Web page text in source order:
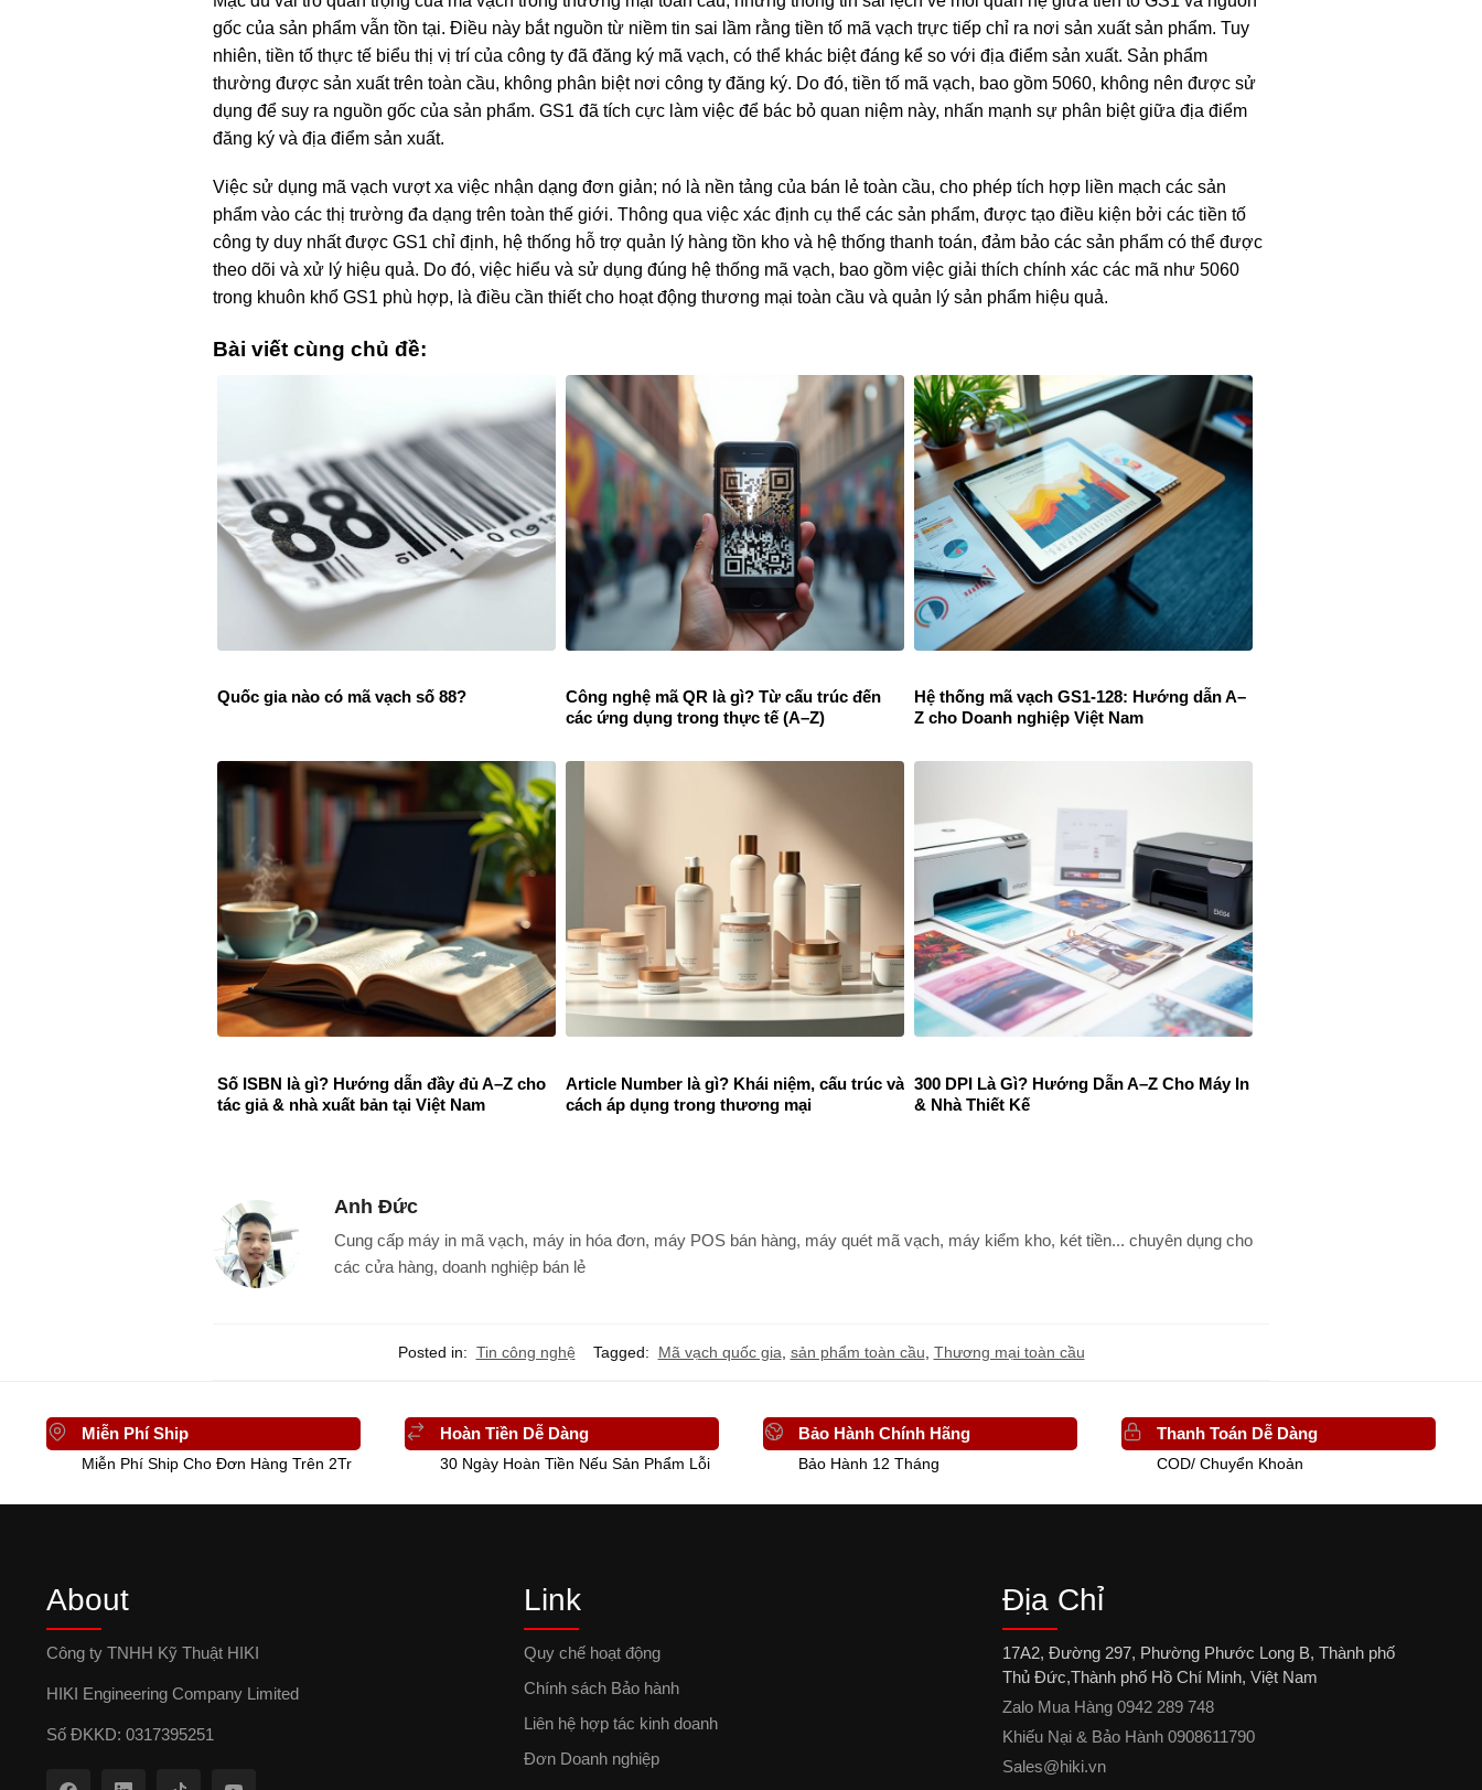
gốc của sản phẩm vẫn tồn tại. Điều này bắt nguồn từ niềm tin sai lầm rằng tiền tố mã vạch trực tiếp chỉ ra nơi sản xuất sản phẩm. Tuy
nhiên, tiền tố thực tế biểu thị vị trí của công ty đã đăng ký mã vạch, có thể khác biệt đáng kể so với địa điểm sản xuất. Sản phẩm
thường được sản xuất trên toàn cầu, không phân biệt nơi công ty đăng ký. Do đó, tiền tố mã vạch, bao gồm 5060, không nên được sử
dụng để suy ra nguồn gốc của sản phẩm. GS1 đã tích cực làm việc để bác bỏ quan niệm này, nhấn mạnh sự phân biệt giữa địa điểm
đăng ký và địa điểm sản xuất.
Việc sử dụng mã vạch vượt xa việc nhận dạng đơn giản; nó là nền tảng của bán lẻ toàn cầu, cho phép tích hợp liền mạch các sản
phẩm vào các thị trường đa dạng trên toàn thế giới. Thông qua việc xác định cụ thể các sản phẩm, được tạo điều kiện bởi các tiền tố
công ty duy nhất được GS1 chỉ định, hệ thống hỗ trợ quản lý hàng tồn kho và hệ thống thanh toán, đảm bảo các sản phẩm có thể được
theo dõi và xử lý hiệu quả. Do đó, việc hiểu và sử dụng đúng hệ thống mã vạch, bao gồm việc giải thích chính xác các mã như 5060
trong khuôn khổ GS1 phù hợp, là điều cần thiết cho hoạt động thương mại toàn cầu và quản lý sản phẩm hiệu quả.
Bài viết cùng chủ đề:
Quốc gia nào có mã vạch số 88?
Công nghệ mã QR là gì? Từ cấu trúc đến
các ứng dụng trong thực tế (A–Z)
Hệ thống mã vạch GS1-128: Hướng dẫn A–
Z cho Doanh nghiệp Việt Nam
Số ISBN là gì? Hướng dẫn đầy đủ A–Z cho
tác giả & nhà xuất bản tại Việt Nam
Article Number là gì? Khái niệm, cấu trúc và
cách áp dụng trong thương mại
300 DPI Là Gì? Hướng Dẫn A–Z Cho Máy In
& Nhà Thiết Kế
Anh Đức
Cung cấp máy in mã vạch, máy in hóa đơn, máy POS bán hàng, máy quét mã vạch, máy kiểm kho, két tiền... chuyên dụng cho
các cửa hàng, doanh nghiệp bán lẻ
Posted in: Tin công nghệ Tagged: Mã vạch quốc gia, sản phẩm toàn cầu, Thương mại toàn cầu
Miễn Phí Ship
Miễn Phí Ship Cho Đơn Hàng Trên 2Tr
Hoàn Tiền Dễ Dàng
30 Ngày Hoàn Tiền Nếu Sản Phẩm Lỗi
Bảo Hành Chính Hãng
Bảo Hành 12 Tháng
Thanh Toán Dễ Dàng
COD/ Chuyển Khoản
About
Công ty TNHH Kỹ Thuật HIKI
HIKI Engineering Company Limited
Số ĐKKD: 0317395251
Link
Quy chế hoạt động
Chính sách Bảo hành
Liên hệ hợp tác kinh doanh
Đơn Doanh nghiệp
Địa Chỉ
17A2, Đường 297, Phường Phước Long B, Thành phố
Thủ Đức,Thành phố Hồ Chí Minh, Việt Nam
Zalo Mua Hàng 0942 289 748
Khiếu Nại & Bảo Hành 0908611790
Sales@hiki.vn